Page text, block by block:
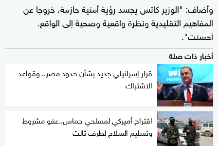
وأضاف: "الوزير كاتس يجسد رؤية أمنية حازمة، خروجا عن
المفاهيم التقليدية ونظرة واقعية وصحية إلى الواقع.
أحسنت".
أخبار ذات صلة
قرار إسرائيلي جديد بشأن حدود مصر.. وقواعد
الاشتباك
اقتراح أميركي لمسلحي حماس..عفو مشروط
وتسليم السلاح لطرف ثالث